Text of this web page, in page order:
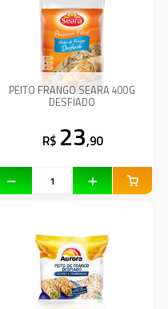
PEITO FRANGO SEARA 400G
DESFIADO
R$ 23,90